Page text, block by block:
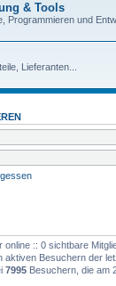
& Tools
Programmieren und
Lieferanten...
online :: 0 sichtbare
aktiven Besuchern der
7995 Besuchern, die am